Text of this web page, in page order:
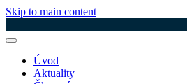
Skip to main content
Úvod
Aktuality